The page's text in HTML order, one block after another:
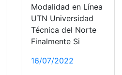
Modalidad en Línea
UTN Universidad
Técnica del Norte
Finalmente Si
16/07/2022